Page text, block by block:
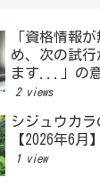
「資格情報
め、次の試
ます...」の
2 views
シジュウカラ
【2026年6月】
1 view